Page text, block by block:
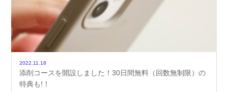
2022.11.18
添削コースを開設しました！30日間無料（回数無制限）の
特典も!！